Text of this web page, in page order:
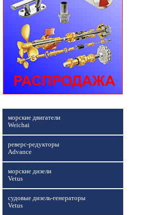
морские двигатели
Weichai
реверс-редукторы
Advance
морские дизели
Vetus
судовые дизель-генераторы
Vetus